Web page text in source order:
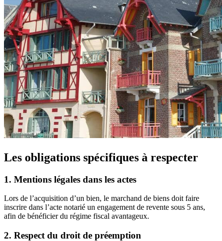
Les obligations spécifiques à respecter
1. Mentions légales dans les actes
Lors de l’acquisition d’un bien, le marchand de biens doit faire
inscrire dans l’acte notarié un engagement de revente sous 5 ans,
afin de bénéficier du régime fiscal avantageux.
2. Respect du droit de préemption